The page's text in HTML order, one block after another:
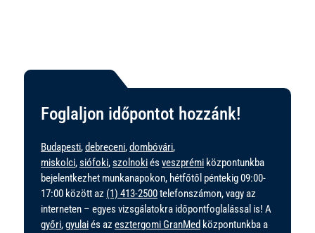
Foglaljon időpontot hozzánk!
Budapesti,debreceni,dombóvári,
miskolci,siófoki,szolnokiés veszprémi központunkba
bejelentkezhet munkanapokon, hétfőtől péntekig 09:00-
17:00 között az (1) 413-2500telefonszámon, vagy az
interneten – egyes vizsgálatokra időpontfoglalással is! A
győri,gyulaiés az esztergomi GranMed központunkba a